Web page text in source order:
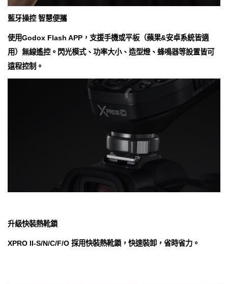
藍牙操控 智慧便攜
使用Godox Flash APP，支援手機或平板（蘋果&安卓系統皆適
用）無線遙控。閃光模式、功率大小、造型燈、蜂鳴器等設置皆可
遠程控制。
升級快裝熱靴鎖
XPRO II-S/N/C/F/O 採用快裝熱靴鎖，快速裝卸，省時省力。